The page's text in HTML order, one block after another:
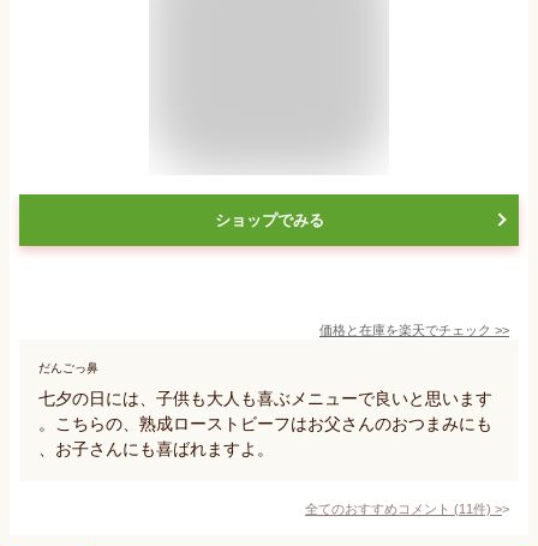
ショップでみる
価格と在庫を楽天でチェック >>
だんごっ鼻
七夕の日には、子供も大人も喜ぶメニューで良いと思います
。こちらの、熟成ローストビーフはお父さんのおつまみにも
、お子さんにも喜ばれますよ。
全てのおすすめコメント (11件) >